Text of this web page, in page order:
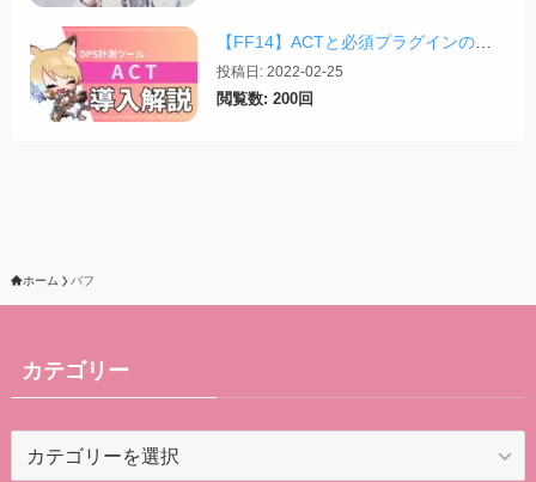
【FF14】ACTと必須プラグインの導入完全ガイド【2026/04更新】
投稿日: 2022-02-25
閲覧数: 200回
ホーム バフ
カテゴリー